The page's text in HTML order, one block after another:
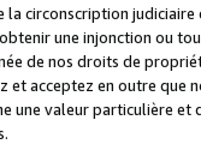
la circonscription
une injonction ou
de nos droits de
et acceptez en outre que
une valeur particulière